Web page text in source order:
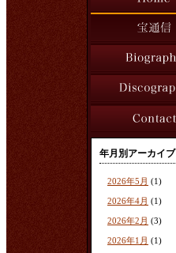
年月別アーカイブ
2026年5月 (1)
2026年4月 (1)
2026年2月 (3)
2026年1月 (1)